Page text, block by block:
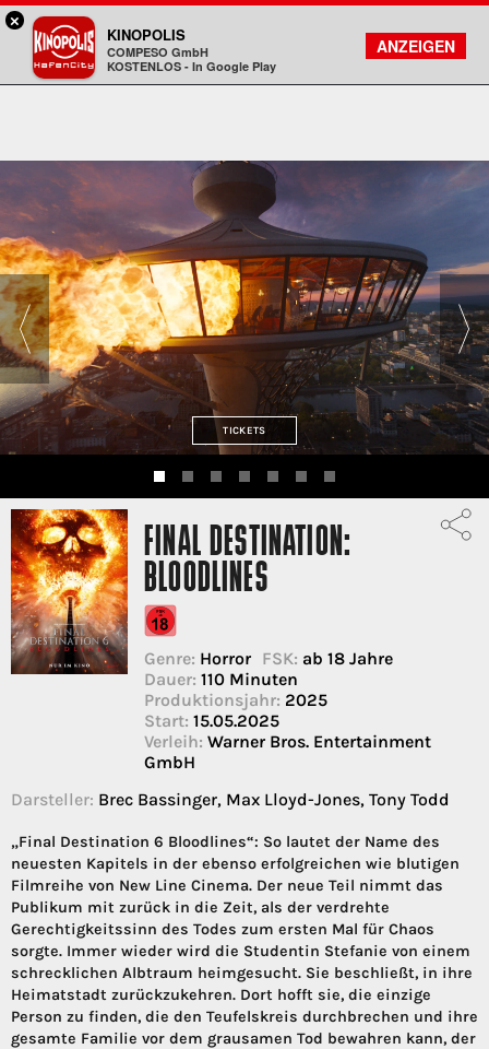
Kinopolis
FILMSUCHE
KONTO
TICKETS
FINAL DESTINATION:
BLOODLINES
Genre: Horror FSK: ab 18 Jahre
Dauer: 110 Minuten
Produktionsjahr: 2025
Start: 15.05.2025
Verleih: Warner Bros. Entertainment
GmbH
Darsteller: Brec Bassinger, Max Lloyd-Jones, Tony Todd
„Final Destination 6 Bloodlines“: So lautet der Name des
neuesten Kapitels in der ebenso erfolgreichen wie blutigen
Filmreihe von New Line Cinema. Der neue Teil nimmt das
Publikum mit zurück in die Zeit, als der verdrehte
Gerechtigkeitssinn des Todes zum ersten Mal für Chaos
sorgte. Immer wieder wird die Studentin Stefanie von einem
schrecklichen Albtraum heimgesucht. Sie beschließt, in ihre
Heimatstadt zurückzukehren. Dort hofft sie, die einzige
Person zu finden, die den Teufelskreis durchbrechen und ihre
gesamte Familie vor dem grausamen Tod bewahren kann, der
×
KINOPOLIS
COMPESO GmbH
KOSTENLOS - In Google Play
ANZEIGEN